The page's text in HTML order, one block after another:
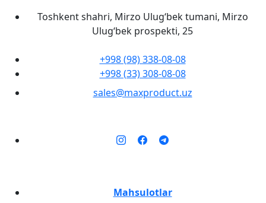
Toshkent shahri, Mirzo Ulug‘bek tumani, Mirzo
Ulug‘bek prospekti, 25
+998 (98) 338-08-08
+998 (33) 308-08-08
sales@maxproduct.uz
Mahsulotlar